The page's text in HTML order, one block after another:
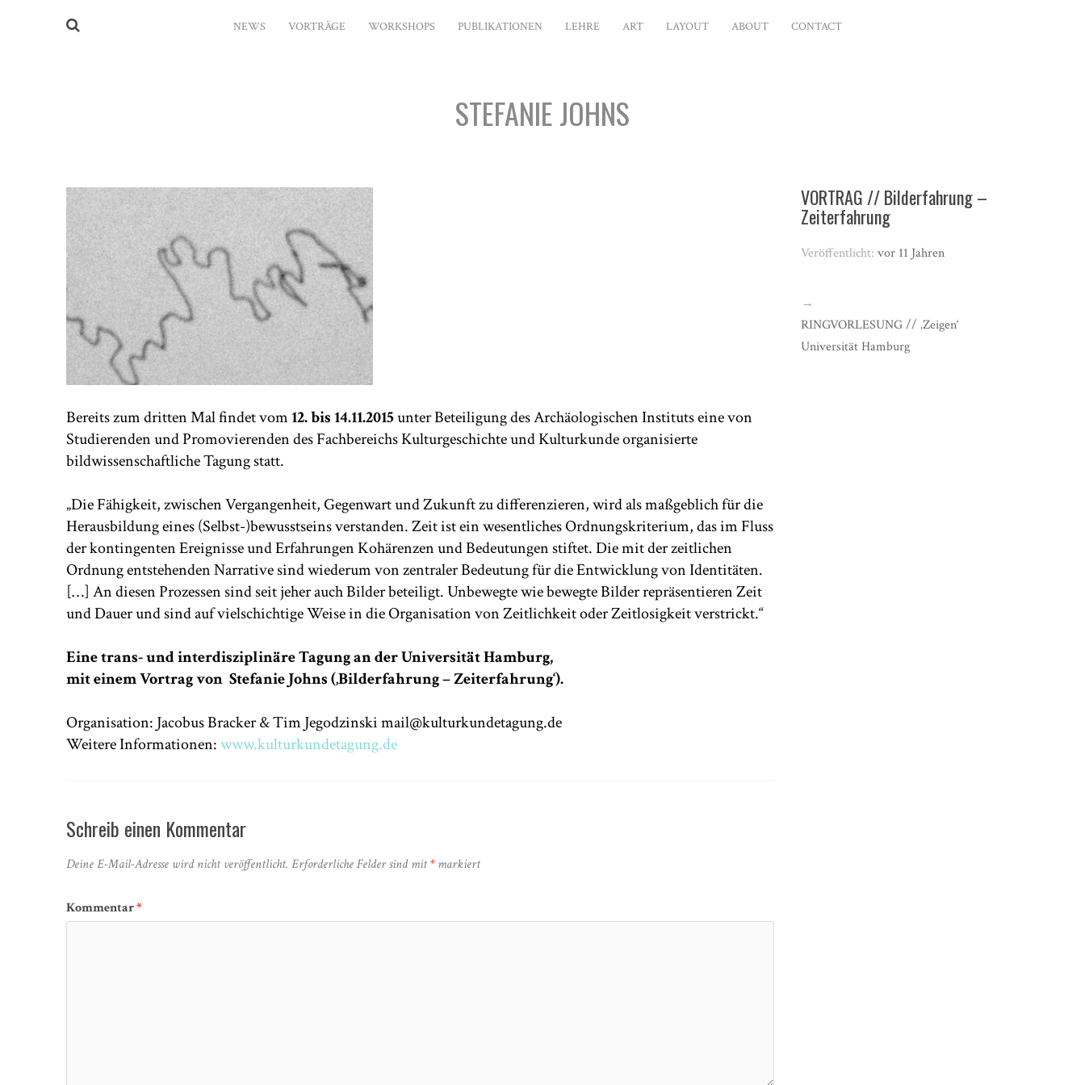
NEWS VORTRÄGE WORKSHOPS PUBLIKATIONEN LEHRE ART LAYOUT ABOUT CONTACT
STEFANIE JOHNS
Bereits zum dritten Mal findet vom12. bis 14.11.2015unter Beteiligung des Archäologischen Instituts eine von
Studierenden und Promovierenden des Fachbereichs Kulturgeschichte und Kulturkunde organisierte
bildwissenschaftliche Tagung statt.
„Die Fähigkeit, zwischen Vergangenheit, Gegenwart und Zukunft zu differenzieren, wird als maßgeblich für die
Herausbildung eines (Selbst-)bewusstseins verstanden. Zeit ist ein wesentliches Ordnungskriterium, das im Fluss
der kontingenten Ereignisse und Erfahrungen Kohärenzen und Bedeutungen stiftet. Die mit der zeitlichen
Ordnung entstehenden Narrative sind wiederum von zentraler Bedeutung für die Entwicklung von Identitäten.
[…] An diesen Prozessen sind seit jeher auch Bilder beteiligt. Unbewegte wie bewegte Bilder repräsentieren Zeit
und Dauer und sind auf vielschichtige Weise in die Organisation von Zeitlichkeit oder Zeitlosigkeit verstrickt.“
Eine trans- und interdisziplinäre Tagung an der Universität Hamburg,
mit einem Vortrag von Stefanie Johns (‚Bilderfahrung – Zeiterfahrung‘).
Organisation: Jacobus Bracker & Tim Jegodzinski mail@kulturkundetagung.de
Weitere Informationen:www.kulturkundetagung.de
Schreib einen Kommentar
Deine E-Mail-Adresse wird nicht veröffentlicht. Erforderliche Felder sind mit*markiert
Kommentar*
VORTRAG // Bilderfahrung –
Zeiterfahrung
Veröffentlicht:vor 11 Jahren
→
RINGVORLESUNG // ‚Zeigen‘
Universität Hamburg